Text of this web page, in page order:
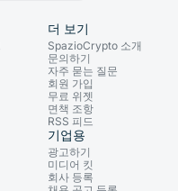
더 보기
SpazioCrypto 소개
문의하기
자주 묻는 질문
회원 가입
무료 위젯
면책 조항
RSS 피드
기업용
광고하기
미디어 킷
회사 등록